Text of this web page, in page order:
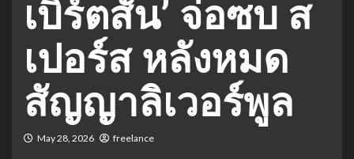
เบิร์ตสัน’ จ่อซบ ส
เปอร์ส หลังหมด
สัญญาลิเวอร์พูล
May 28, 2026 freelance